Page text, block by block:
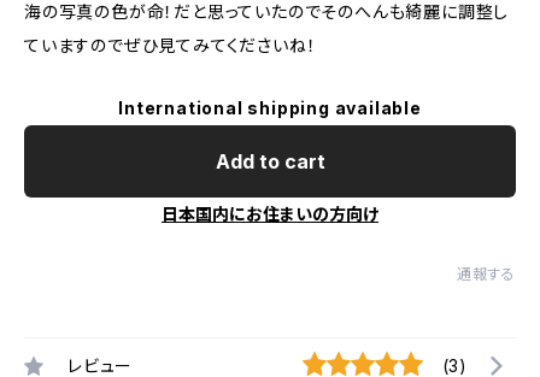
海の写真の色が命！だと思っていたのでそのへんも綺麗に調整し
ていますのでぜひ見てみてくださいね！
International shipping available
Add to cart
日本国内にお住まいの方向け
通報する
レビュー (3)